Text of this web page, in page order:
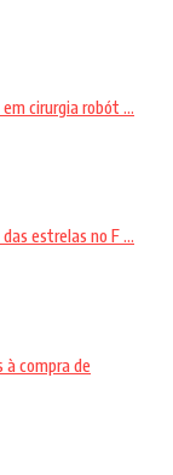
cirurgia robót ...
estrelas no F ...
à compra de